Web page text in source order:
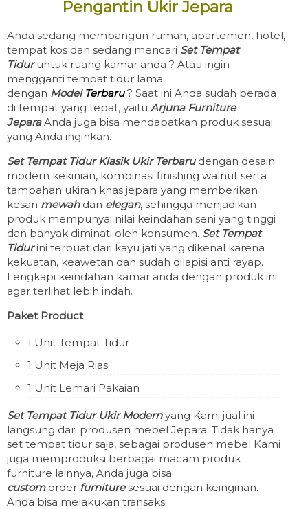
Pengantin Ukir Jepara
Anda sedang membangun rumah, apartemen, hotel,
tempat kos dan sedang mencari Set Tempat
Tiduruntuk ruang kamar anda ? Atau ingin
mengganti tempat tidur lama
dengan Model Terbaru? Saat ini Anda sudah berada
di tempat yang tepat, yaitu Arjuna Furniture
JeparaAnda juga bisa mendapatkan produk sesuai
yang Anda inginkan.
Set Tempat Tidur Klasik Ukir Terbaru dengan desain
modern kekinian, kombinasi finishing walnut serta
tambahan ukiran khas jepara yang memberikan
kesan mewahdan elegan, sehingga menjadikan
produk mempunyai nilai keindahan seni yang tinggi
dan banyak diminati oleh konsumen. Set Tempat
Tidurini terbuat dari kayu jati yang dikenal karena
kekuatan, keawetan dan sudah dilapisi anti rayap.
Lengkapi keindahan kamar anda dengan produk ini
agar terlihat lebih indah.
Paket Product:
1 Unit Tempat Tidur
1 Unit Meja Rias
1 Unit Lemari Pakaian
Set Tempat Tidur Ukir Modernyang Kami jual ini
langsung dari produsen mebel Jepara. Tidak hanya
set tempat tidur saja, sebagai produsen mebel Kami
juga memproduksi berbagai macam produk
furniture lainnya, Anda juga bisa
customorder furnituresesuai dengan keinginan.
Anda bisa melakukan transaksi